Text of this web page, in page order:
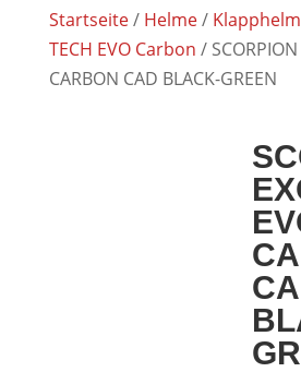
Startseite/ Helme/
TECH EVO Carbon /
CARBON CAD BLACK-GREEN